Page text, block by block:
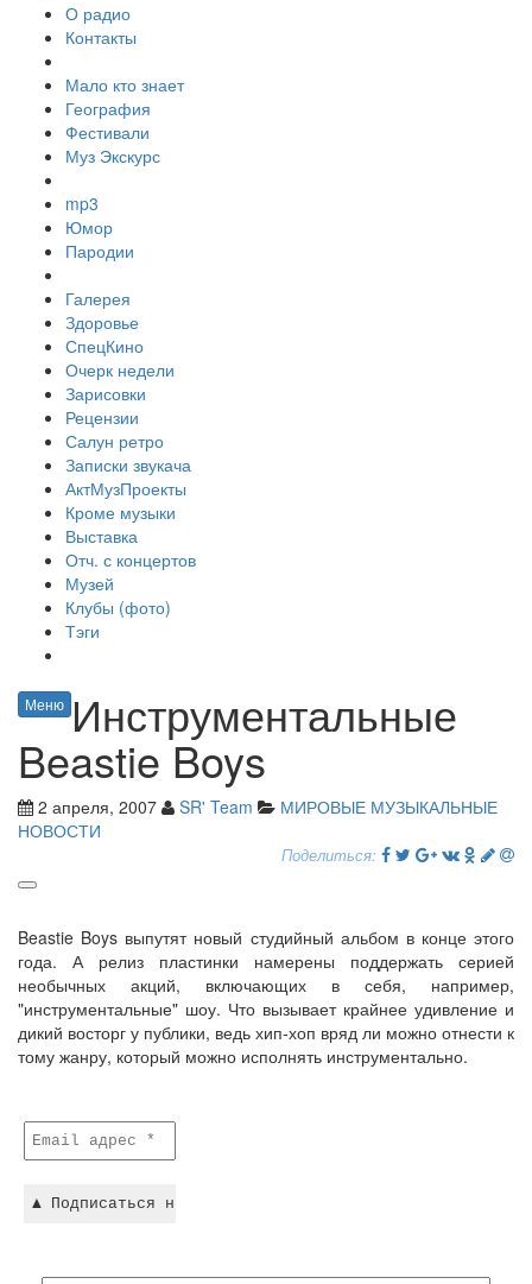
О радио
Контакты
Мало кто знает
География
Фестивали
Муз Экскурс
mp3
Юмор
Пародии
Галерея
Здоровье
СпецКино
Очерк недели
Зарисовки
Рецензии
Салун ретро
Записки звукача
АктМузПроекты
Кроме музыки
Выставка
Отч. с концертов
Музей
Клубы (фото)
Тэги
Меню Инструментальные
Beastie Boys
2 апреля, 2007 SR' Team
МИРОВЫЕ МУЗЫКАЛЬНЫЕ
НОВОСТИ
Поделиться:
Beastie Boys выпутят новый студийный альбом в конце этого
года. А релиз пластинки намерены поддержать серией
необычных акций, включающих в себя, например,
"инструментальные" шоу. Что вызывает крайнее удивление и
дикий восторг у публики, ведь хип-хоп вряд ли можно отнести к
тому жанру, который можно исполнять инструментально.